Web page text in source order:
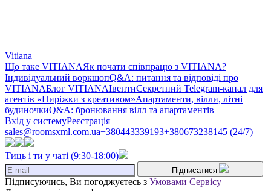
Vitiana
Що таке VITIANAЯк почати співпрацю з VITIANA?
Індивідуальний воркшопQ&A: питання та відповіді про
VITIANAБлог VITIANAІвентиСекретний Telegram-канал для
агентів «Пиріжки з креативом»Апартаменти, вілли, літні
будиночкиQ&A: бронювання вілл та апартаментів
Вхід у системуРеєстрація
sales@roomsxml.com.ua+380443339193+380673238145 (24/7)
Тиць і ти у чаті (9:30-18:00)
Підписатися
Підписуючись, Ви погоджуєтесь з Умовами Сервісу